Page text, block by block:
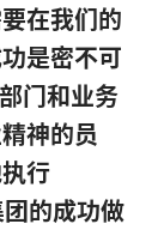
在我们的
是密不可
门和业务
神的员
行
的成功做